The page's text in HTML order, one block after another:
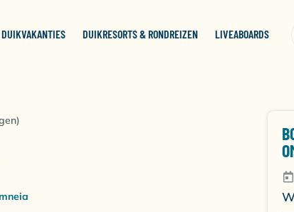
DUIKRESORTS & RONDREIZEN LIVEABOARDS